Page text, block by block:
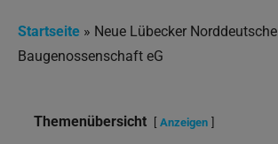
Startseite » Neue Lübecker Norddeutsche
Baugenossenschaft eG
Themenübersicht Anzeigen